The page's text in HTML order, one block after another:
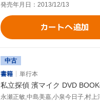
発売年月日：2013/12/13
カートへ追加
中古
書籍
単行本
私立探偵 濱マイク DVD
永瀬正敏,中島美嘉,小泉今日子,村上